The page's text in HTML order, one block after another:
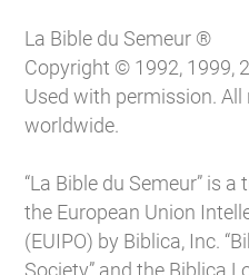
La Bible du Semeur ®
Copyright © 1992, 1999,
Used with permission. All
worldwide.
“La Bible du Semeur” is
the European Union
(EUIPO) by Biblica, Inc.
Society” and the Biblica